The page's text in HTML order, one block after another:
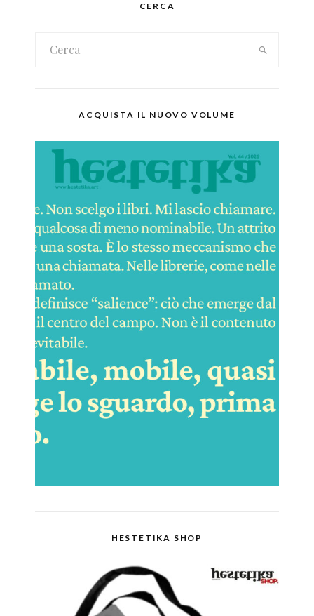
CERCA
ACQUISTA IL NUOVO VOLUME
HESTETIKA SHOP